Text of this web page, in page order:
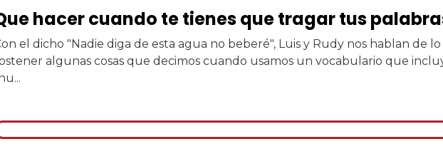
hacer cuando te tienes que tragar tus
el dicho "Nadie diga de esta agua no beberé", Luis y Rudy nos hablan de
algunas cosas que decimos cuando usamos un vocabulario que